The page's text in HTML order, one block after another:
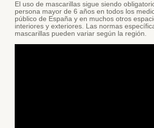
El uso de mascarillas sigue siendo
persona mayor de 6 años en todos los
público de España y en muchos otros
interiores y exteriores. Las normas
mascarillas pueden variar según la región.